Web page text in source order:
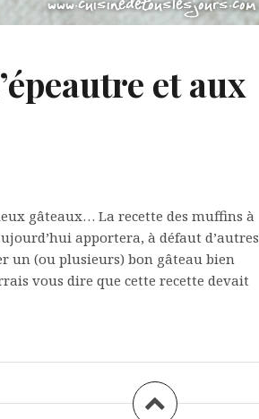
et aux
gâteaux… La recette des muffins à
apportera, à défaut d’autres
un (ou plusieurs) bon gâteau bien
vous dire que cette recette devait